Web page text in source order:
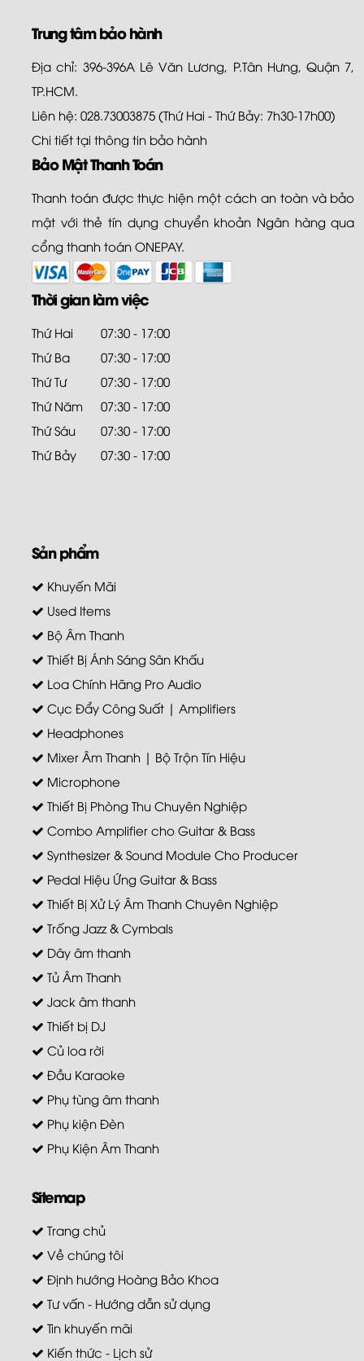
Trung tâm bảo hành
Địa chỉ: 396-396A Lê Văn Lương, P.Tân Hưng, Quận 7,
TP.HCM.
Liên hệ: 028.73003875 (Thứ Hai - Thứ Bảy: 7h30-17h00)
Chi tiết tại thông tin bảo hành
Bảo Mật Thanh Toán
Thanh toán được thực hiện một cách an toàn và bảo
mật với thẻ tín dụng chuyển khoản Ngân hàng qua
cổng thanh toán ONEPAY.
Thời gian làm việc
Thứ Hai
07:30 - 17:00
Thứ Ba
07:30 - 17:00
Thứ Tư
07:30 - 17:00
Thứ Năm
07:30 - 17:00
Thứ Sáu
07:30 - 17:00
Thứ Bảy
07:30 - 17:00
Sản phẩm
Khuyến Mãi
Used Items
Bộ Âm Thanh
Thiết Bị Ánh Sáng Sân Khấu
Loa Chính Hãng Pro Audio
Cục Đẩy Công Suất | Amplifiers
Headphones
Mixer Âm Thanh | Bộ Trộn Tín Hiệu
Microphone
Thiết Bị Phòng Thu Chuyên Nghiệp
Combo Amplifier cho Guitar & Bass
Synthesizer & Sound Module Cho Producer
Pedal Hiệu Ứng Guitar & Bass
Thiết Bị Xử Lý Âm Thanh Chuyên Nghiệp
Trống Jazz & Cymbals
Dây âm thanh
Tủ Âm Thanh
Jack âm thanh
Thiết bị DJ
Củ loa rời
Đầu Karaoke
Phụ tùng âm thanh
Phụ kiện Đèn
Phụ Kiện Âm Thanh
Sitemap
Trang chủ
Về chúng tôi
Định hướng Hoàng Bảo Khoa
Tư vấn - Hướng dẫn sử dụng
Tin khuyến mãi
Kiến thức - Lịch sử